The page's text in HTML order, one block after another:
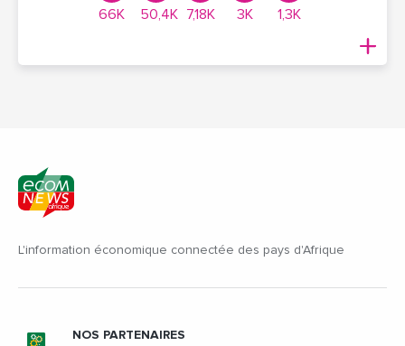
66K 50,4K 7,18K 3K 1,3K
L'information économique connectée des pays d'Afrique
NOS PARTENAIRES